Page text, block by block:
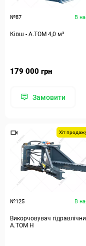
№87 В
Ківш - A.TOM 4,0 м³
179 000 грн
Замовити
Хіт
№125 В
Викорчовувач
А.ТОМ Н